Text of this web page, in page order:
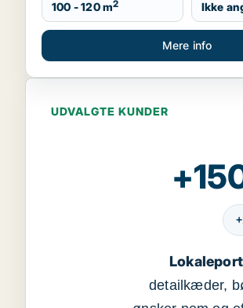
100 - 120 m2 Ikke
Mere info
UDVALGTE KUNDER
detailkæder,